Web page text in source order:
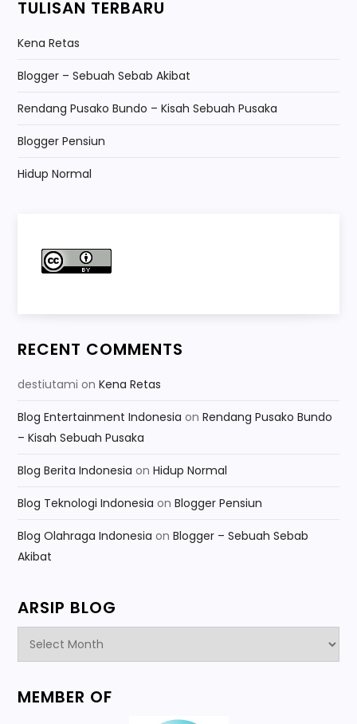
o
n
TULISAN TERBARU
Kena Retas
Blogger – Sebuah Sebab Akibat
Rendang Pusako Bundo – Kisah Sebuah Pusaka
Blogger Pensiun
Hidup Normal
RECENT COMMENTS
destiutami onKena Retas
Blog Entertainment Indonesia onRendang Pusako Bundo
– Kisah Sebuah Pusaka
Blog Berita Indonesia onHidup Normal
Blog Teknologi Indonesia onBlogger Pensiun
Blog Olahraga Indonesia onBlogger – Sebuah Sebab
Akibat
ARSIP BLOG
Arsip
MEMBER OF